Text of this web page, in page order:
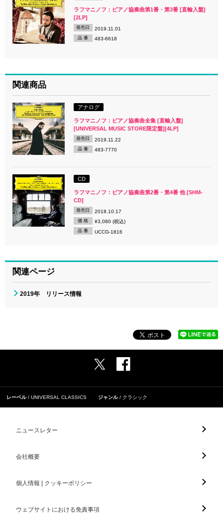
ラフマニノフ：ピアノ協奏曲第1番・第3番 [直輸入盤]
[2LP]
発売日 2019.11.01
品 番 483-6618
関連商品
アナログ
ラフマニノフ：ピアノ協奏曲全集 [直輸入盤]
[UNIVERSAL MUSIC STORE限定盤][4LP]
発売日 2019.11.22
品 番 483-7770
CD
ラフマニノフ：ピアノ協奏曲第2番・第4番 他 [SHM-
CD]
発売日 2018.10.17
価 格 ¥3,080 (税込)
品 番 UCCG-1816
関連ページ
2019年 リリース情報
レーベル UNIVERSAL CLASSICS ジャンル クラシック
ニュースレター
会社概要
個人情報 | クッキーポリシー
ウェブサイトにおける免責事項